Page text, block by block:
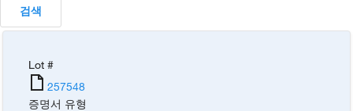
검색
Lot #
257548
증명서 유형